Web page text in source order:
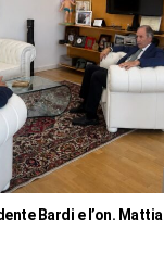
Bardi e l’on. Mattia